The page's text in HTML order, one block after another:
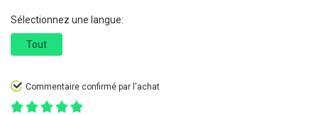
Sélectionnez une langue:
Tout
Commentaire confirmé par l'achat